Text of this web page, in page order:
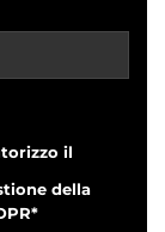
il
della